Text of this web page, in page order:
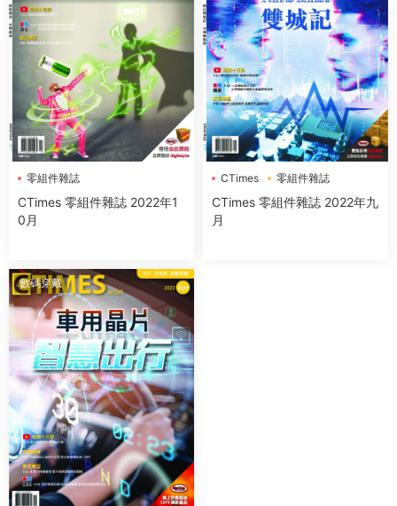
零組件雜誌
CTimes 零組件雜誌 2022年1
0月
CTimes 零組件雜誌
CTimes 零組件雜誌 2022年九
月
數碼穿戴